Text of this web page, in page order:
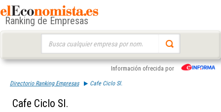
Ranking de Empresas
Información ofrecida por
Directorio Ranking Empresas Cafe Ciclo Sl.
Cafe Ciclo Sl.